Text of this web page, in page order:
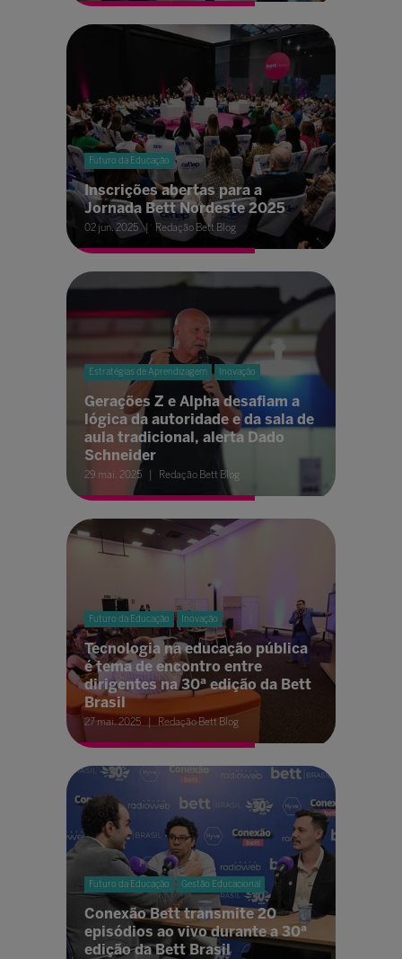
Futuro da Educação
Inscrições abertas para a
Jornada Bett Nordeste 2025
02 jun. 2025 Redação Bett Blog
Estratégias de Aprendizagem Inovação
Gerações Z e Alpha desafiam a
lógica da autoridade e da sala de
aula tradicional, alerta Dado
Schneider
29 mai. 2025 Redação Bett Blog
Futuro da Educação Inovação
Tecnologia na educação pública
é tema de encontro entre
dirigentes na 30ª edição da Bett
Brasil
27 mai. 2025 Redação Bett Blog
Futuro da Educação Gestão Educacional
Conexão Bett transmite 20
episódios ao vivo durante a 30ª
edição da Bett Brasil